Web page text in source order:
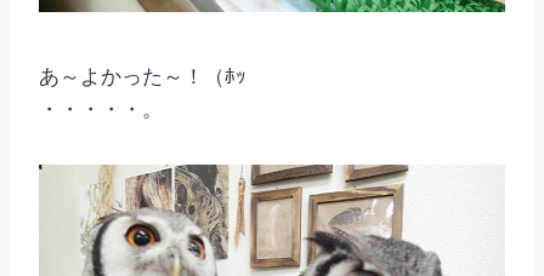
あ～よかった～！（ﾎｯ
・・・・・。